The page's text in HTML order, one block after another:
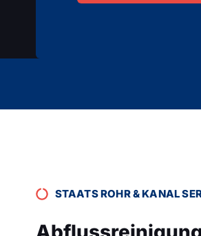
STAATS ROHR & KANAL